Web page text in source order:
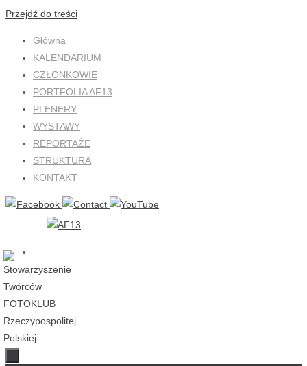
Przejdź do treści
Główna
KALENDARIUM
CZŁONKOWIE
PORTFOLIA AF13
PLENERY
WYSTAWY
REPORTAŻE
STRUKTURA
KONTAKT